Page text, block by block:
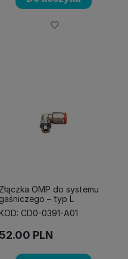
Złączka OMP do systemu
gaśniczego – typ L
CD0-0391-A01
52.00 PLN